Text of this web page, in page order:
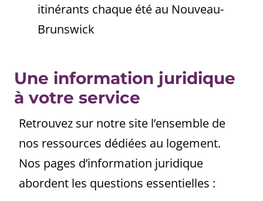
itinérants chaque été au Nouveau-
Brunswick
Une information juridique
à votre service
Retrouvez sur notre site l’ensemble de
nos ressources dédiées au logement.
Nos pages d’information juridique
abordent les questions essentielles :